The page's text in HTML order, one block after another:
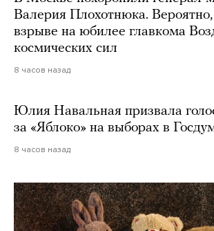
Валерия Плохотнюка.
взрыве на юбилее главкома
космических сил
8 часов назад
Юлия Навальная призвала
за «Яблоко» на выборах в
8 часов назад